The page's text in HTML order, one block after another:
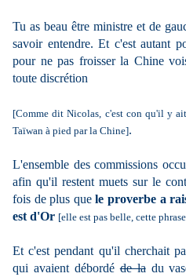
Tu as beau être ministre et de
savoir entendre. Et c'est autant
pour ne pas froisser la Chine
toute discrétion
[Comme dit Nicolas, c'est con qu'il y
Taïwan à pied par la Chine].
L'ensemble des commissions
afin qu'il restent muets sur le
fois de plus quele proverbe a
est d'Or [elle est pas belle, cette
Et c'est pendant qu'il cherchait
qui avaient débordéde ladu